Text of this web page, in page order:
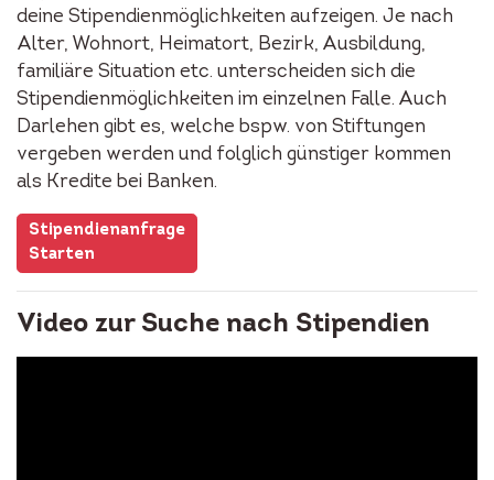
deine Stipendienmöglichkeiten aufzeigen. Je nach
Alter, Wohnort, Heimatort, Bezirk, Ausbildung,
familiäre Situation etc. unterscheiden sich die
Stipendienmöglichkeiten im einzelnen Falle. Auch
Darlehen gibt es, welche bspw. von Stiftungen
vergeben werden und folglich günstiger kommen
als Kredite bei Banken.
Stipendienanfrage
Starten
Video zur Suche nach Stipendien